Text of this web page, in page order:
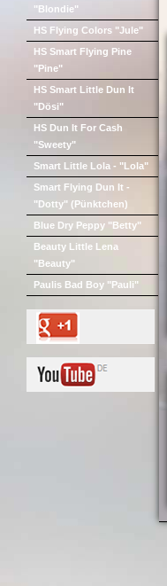
"Blondie"
HS Flying Colors "Jule"
HS Smart Flying Pine
"Pine"
HS Smart Little Dun It
"Dösi"
HS Dun It For Cash
"Sweety"
Smart Little Lola - "Lola"
Smart Flying Dun It -
"Dotty" (Pünktchen)
Blue Dry Peppy "Betty"
Beauty Little Lena
"Beauty"
Paulis Bad Boy "Pauli"